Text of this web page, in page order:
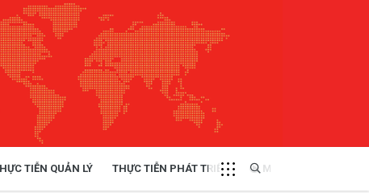
TIỄN QUẢN LÝ THỰC TIỄN PHÁT TRIỂN MULTIMEDIA